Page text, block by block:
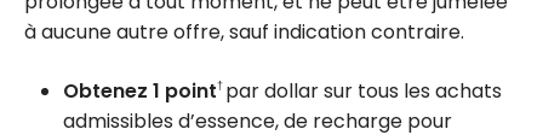
à aucune autre offre, sauf indication contraire.
Obtenez 1 point† par dollar sur tous les achats
admissibles d’essence, de recharge pour